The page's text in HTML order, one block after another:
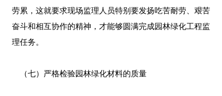
劳累，这就要求现场监理人员特别要发扬吃苦耐劳、艰苦
奋斗和相互协作的精神，才能够圆满完成园林绿化工程监
理任务。
（七）严格检验园林绿化材料的质量